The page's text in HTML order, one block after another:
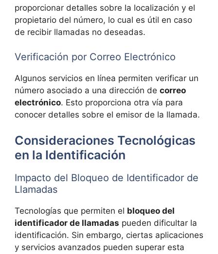
proporcionar detalles sobre la localización y el
propietario del número, lo cual es útil en caso
de recibir llamadas no deseadas.
Verificación por Correo Electrónico
Algunos servicios en línea permiten verificar un
número asociado a una dirección de correo
electrónico. Esto proporciona otra vía para
conocer detalles sobre el emisor de la llamada.
Consideraciones Tecnológicas
en la Identificación
Impacto del Bloqueo de Identificador de
Llamadas
Tecnologías que permiten el bloqueo del
identificador de llamadas pueden dificultar la
identificación. Sin embargo, ciertas aplicaciones
y servicios avanzados pueden superar esta